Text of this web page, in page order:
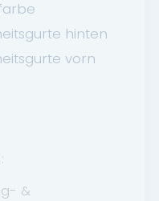
hinten
vorn
&